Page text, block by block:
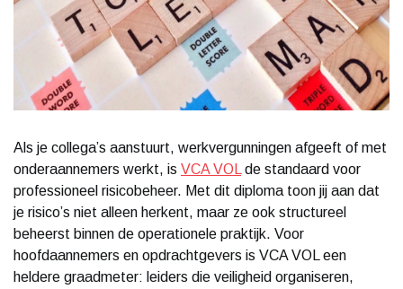
Als je collega’s aanstuurt, werkvergunningen afgeeft of met
onderaannemers werkt, is VCA VOL
de standaard voor
professioneel risicobeheer. Met dit diploma toon jij aan dat
je risico’s niet alleen herkent, maar ze ook structureel
beheerst binnen de operationele praktijk. Voor
hoofdaannemers en opdrachtgevers is VCA VOL een
heldere graadmeter: leiders die veiligheid organiseren,